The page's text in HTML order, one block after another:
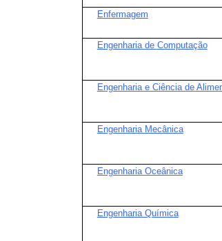
Enfermagem
Engenharia de Computação
Engenharia e Ciência de
Engenharia Mecânica
Engenharia Oceânica
Engenharia Química